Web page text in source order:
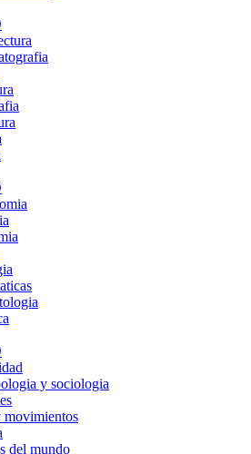
y sociologia
movimientos
del mundo